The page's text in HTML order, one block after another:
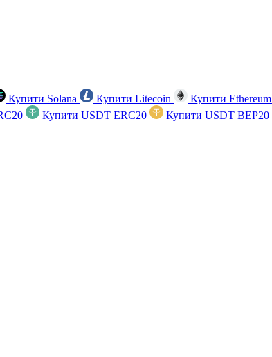
Купити Solana Купити Litecoin Купити Ethereum
Купити USDT ERC20 Купити USDT BEP20